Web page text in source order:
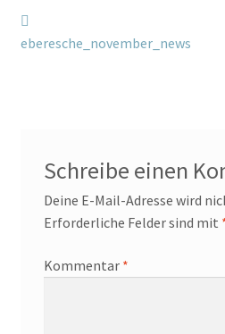
Beitrag:
eberesche_november_news
Schreibe einen
Deine E-Mail-Adresse wird
Erforderliche Felder sind mit
Kommentar *